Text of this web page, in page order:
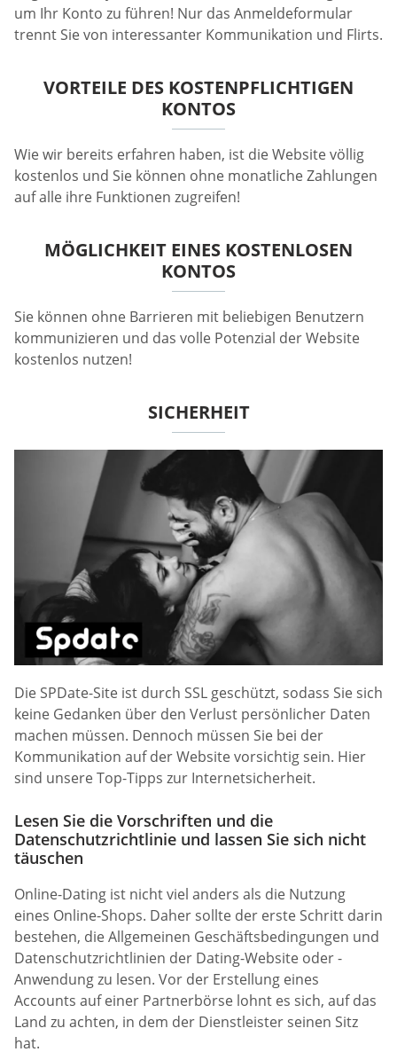
um Ihr Konto zu führen! Nur das Anmeldeformular
trennt Sie von interessanter Kommunikation und Flirts.
VORTEILE DES KOSTENPFLICHTIGEN
KONTOS
Wie wir bereits erfahren haben, ist die Website völlig
kostenlos und Sie können ohne monatliche Zahlungen
auf alle ihre Funktionen zugreifen!
MÖGLICHKEIT EINES KOSTENLOSEN
KONTOS
Sie können ohne Barrieren mit beliebigen Benutzern
kommunizieren und das volle Potenzial der Website
kostenlos nutzen!
SICHERHEIT
Die SPDate-Site ist durch SSL geschützt, sodass Sie sich
keine Gedanken über den Verlust persönlicher Daten
machen müssen. Dennoch müssen Sie bei der
Kommunikation auf der Website vorsichtig sein. Hier
sind unsere Top-Tipps zur Internetsicherheit.
Lesen Sie die Vorschriften und die
Datenschutzrichtlinie und lassen Sie sich nicht
täuschen
Online-Dating ist nicht viel anders als die Nutzung
eines Online-Shops. Daher sollte der erste Schritt darin
bestehen, die Allgemeinen Geschäftsbedingungen und
Datenschutzrichtlinien der Dating-Website oder -
Anwendung zu lesen. Vor der Erstellung eines
Accounts auf einer Partnerbörse lohnt es sich, auf das
Land zu achten, in dem der Dienstleister seinen Sitz
hat.